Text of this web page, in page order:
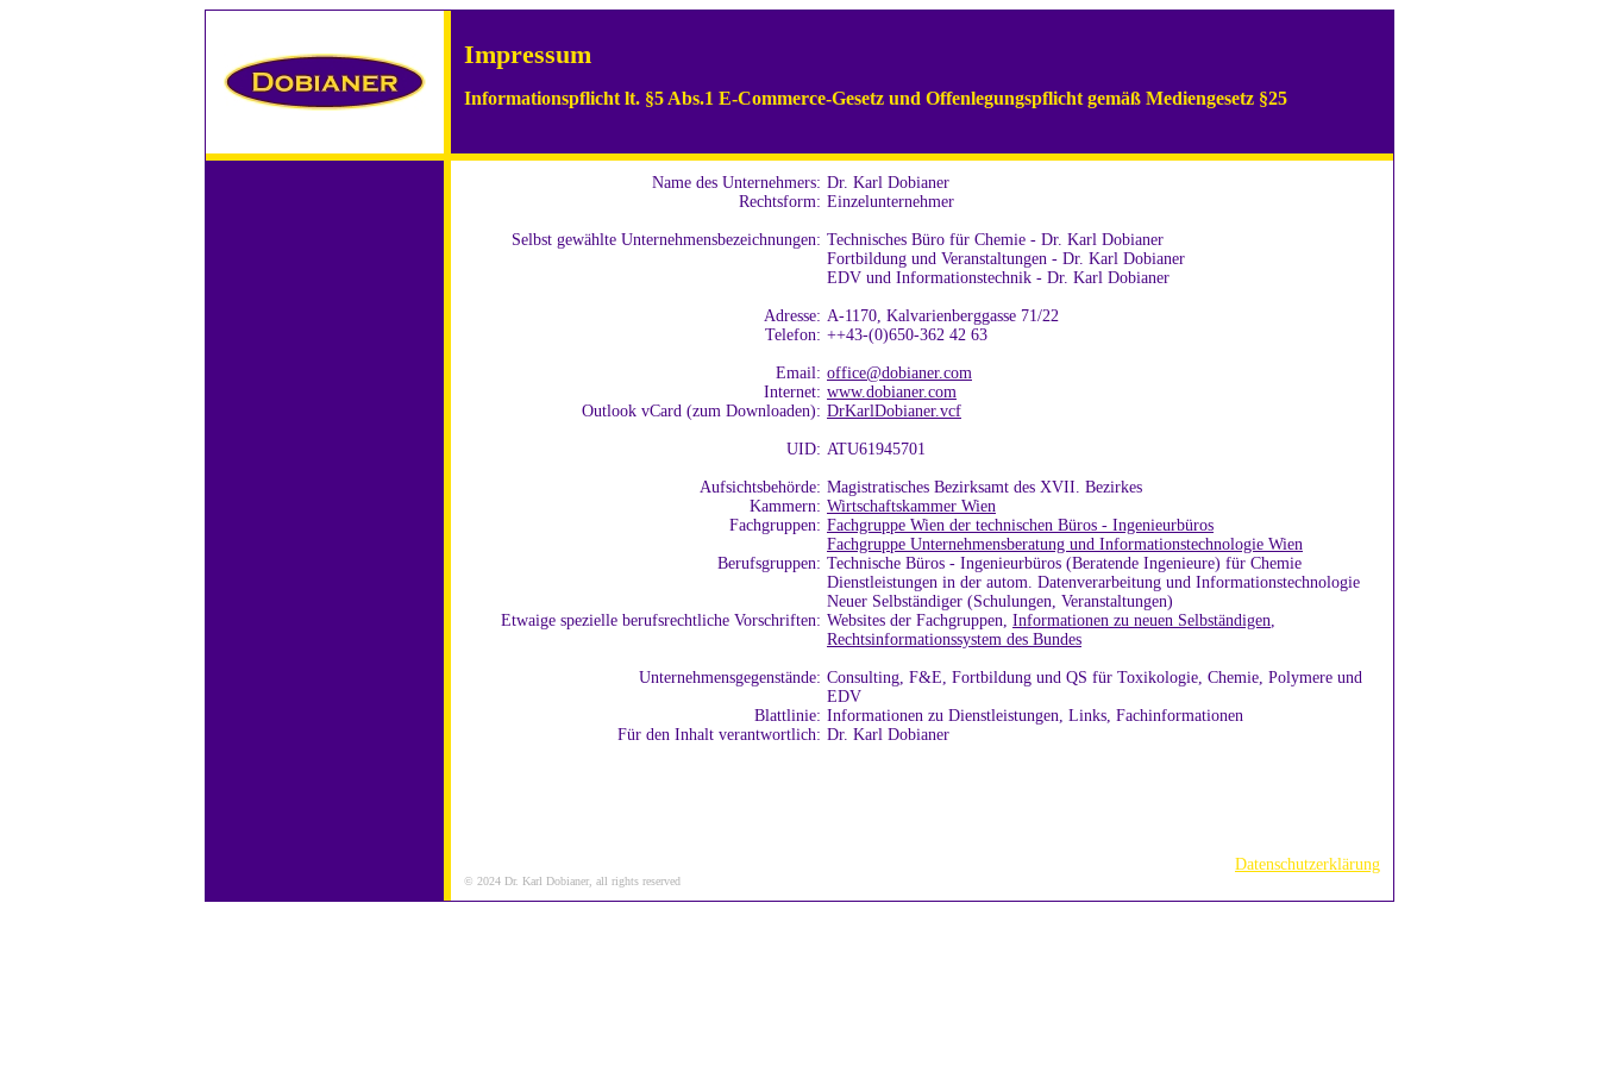
Impressum
Informationspflicht lt. §5 Abs.1 E-Commerce-Gesetz und Offenlegungspflicht gemäß Mediengesetz §25
Name des Unternehmers:
Rechtsform:
Selbst gewählte Unternehmensbezeichnungen:
Adresse:
Telefon:
Email:
Internet:
Outlook vCard (zum Downloaden):
UID:
Aufsichtsbehörde:
Kammern:
Fachgruppen:
Berufsgruppen:
Etwaige spezielle berufsrechtliche Vorschriften:
Unternehmensgegenstände:
Blattlinie:
Für den Inhalt verantwortlich:
Dr. Karl Dobianer
Einzelunternehmer
Technisches Büro für Chemie - Dr. Karl Dobianer
Fortbildung und Veranstaltungen - Dr. Karl Dobianer
EDV und Informationstechnik - Dr. Karl Dobianer
A-1170, Kalvarienberggasse 71/22
++43-(0)650-362 42 63
office@dobianer.com
www.dobianer.com
DrKarlDobianer.vcf
ATU61945701
Magistratisches Bezirksamt des XVII. Bezirkes
Wirtschaftskammer Wien
Fachgruppe Wien der technischen Büros - Ingenieurbüros
Fachgruppe Unternehmensberatung und Informationstechnologie Wien
Technische Büros - Ingenieurbüros (Beratende Ingenieure) für Chemie
Dienstleistungen in der autom. Datenverarbeitung und Informationstechnologie
Neuer Selbständiger (Schulungen, Veranstaltungen)
Websites der Fachgruppen, Informationen zu neuen Selbständigen,
Rechtsinformationssystem des Bundes
Consulting, F&E, Fortbildung und QS für Toxikologie, Chemie, Polymere und
EDV
Informationen zu Dienstleistungen, Links, Fachinformationen
Dr. Karl Dobianer
© 2024 Dr. Karl Dobianer, all rights reserved
Datenschutzerklärung